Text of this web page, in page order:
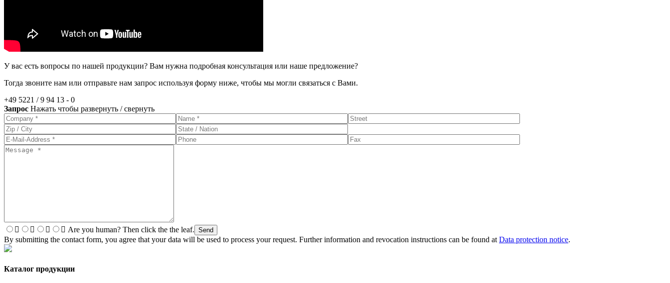
У вас есть вопросы по нашей продукции? Вам нужна подробная консультация или наше предложение?
Тогда звоните нам или отправьте нам запрос используя форму ниже, чтобы мы могли связаться с Вами.
+49 5221 / 9 94 13 - 0
Запрос Нажать чтобы развернуть / свернуть
Are you human? Then click the the leaf.
By submitting the contact form, you agree that your data will be used to process your request. Further information and revocation instructions can be found at Data protection notice.
Каталог продукции